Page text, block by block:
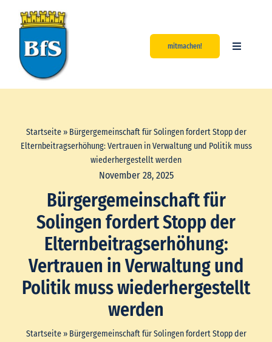
Inhalt
springen
mitmachen!
Toggle
Start
Unsere Werte
Startseite» Bürgergemeinschaft für Solingen fordert Stopp der
Elternbeitragserhöhung: Vertrauen in Verwaltung und Politik muss
wiederhergestellt werden
November 28, 2025
Bürgergemeinschaft für
Solingen fordert Stopp der
Elternbeitragserhöhung:
Vertrauen in Verwaltung und
Politik muss wiederhergestellt
werden
Startseite» Bürgergemeinschaft für Solingen fordert Stopp der